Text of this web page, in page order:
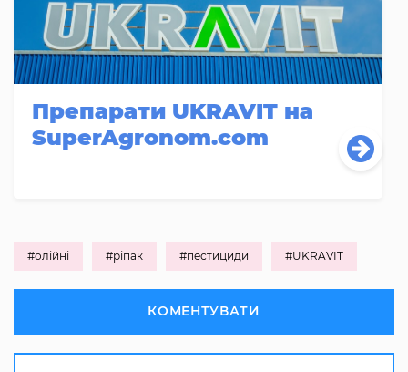
Препарати UKRAVIT на
SuperAgronom.com
#олійні #ріпак #пестициди #UKRAVIT
КОМЕНТУВАТИ